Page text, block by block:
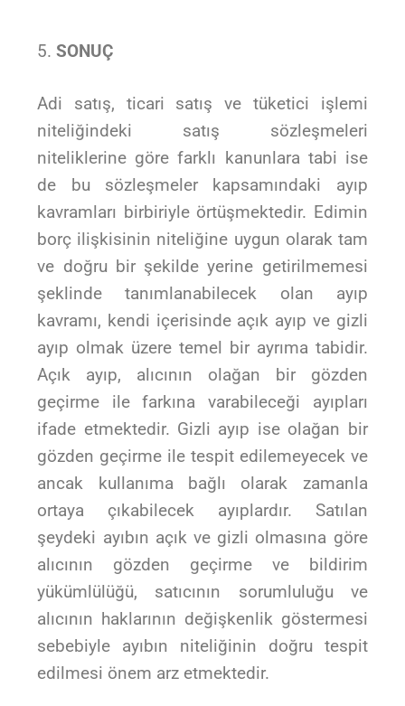
SONUÇ
Adi satış, ticari satış ve tüketici işlemi
niteliğindeki satış sözleşmeleri
niteliklerine göre farklı kanunlara tabi ise
de bu sözleşmeler kapsamındaki ayıp
kavramları birbiriyle örtüşmektedir. Edimin
borç ilişkisinin niteliğine uygun olarak tam
ve doğru bir şekilde yerine getirilmemesi
şeklinde tanımlanabilecek olan ayıp
kavramı, kendi içerisinde açık ayıp ve gizli
ayıp olmak üzere temel bir ayrıma tabidir.
Açık ayıp, alıcının olağan bir gözden
geçirme ile farkına varabileceği ayıpları
ifade etmektedir. Gizli ayıp ise olağan bir
gözden geçirme ile tespit edilemeyecek ve
ancak kullanıma bağlı olarak zamanla
ortaya çıkabilecek ayıplardır. Satılan
şeydeki ayıbın açık ve gizli olmasına göre
alıcının gözden geçirme ve bildirim
yükümlülüğü, satıcının sorumluluğu ve
alıcının haklarının değişkenlik göstermesi
sebebiyle ayıbın niteliğinin doğru tespit
edilmesi önem arz etmektedir.